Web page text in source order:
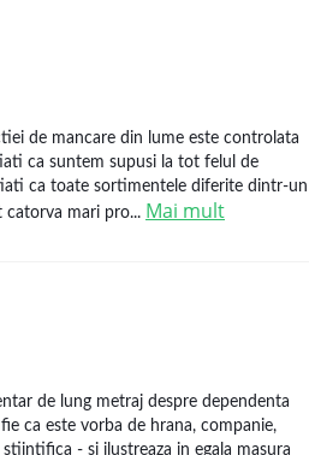
de mancare din lume este controlata
ca suntem supusi la tot felul de
ca toate sortimentele diferite dintr-un
mari pro... Mai mult
de lung metraj despre dependenta
ca este vorba de hrana, companie,
- si ilustreaza in egala masura